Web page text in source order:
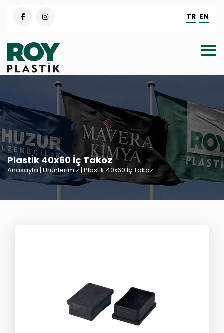
TR EN
Plasti̇k 40x60 İç Takoz
Anasayfa| Ürünlerimiz | Plasti̇k 40x60 İç Takoz